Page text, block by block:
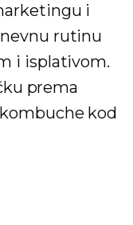
i
rutinu
i isplativom.
prema
kod